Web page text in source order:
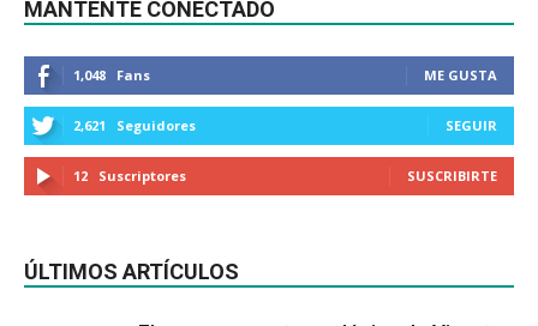
MANTENTE CONECTADO
1,048 Fans ME GUSTA
2,621 Seguidores SEGUIR
12 Suscriptores SUSCRIBIRTE
ÚLTIMOS ARTÍCULOS